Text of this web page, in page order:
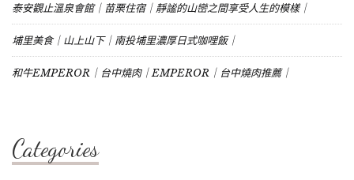
泰安觀止溫泉會館｜苗栗住宿｜靜謐的山巒之間享受人生的模樣｜
埔里美食｜山上山下｜南投埔里濃厚日式咖哩飯｜
和牛EMPEROR｜台中燒肉｜EMPEROR｜台中燒肉推薦｜
Categories